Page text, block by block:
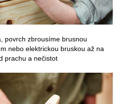
povrch zbrousíme brusnou
nebo elektrickou bruskou až na
prachu a nečistot